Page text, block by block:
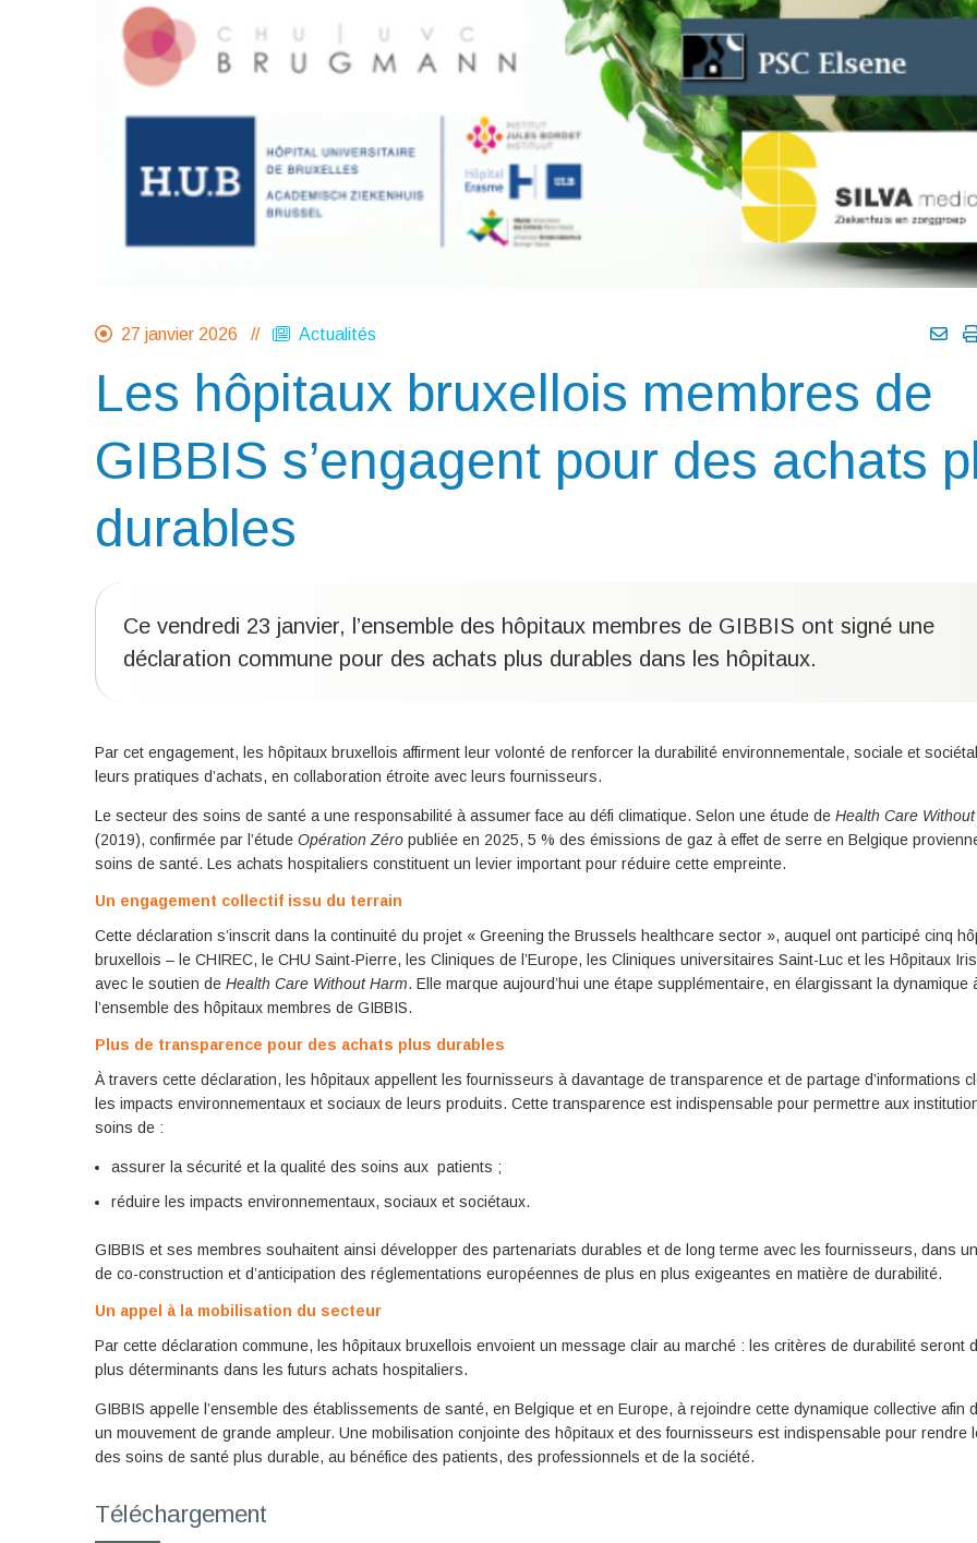
27 janvier 2026 // Actualités
Les hôpitaux bruxellois membres de
GIBBIS s’engagent pour des achats
durables
Ce vendredi 23 janvier, l’ensemble des hôpitaux membres de GIBBIS ont signé une
déclaration commune pour des achats plus durables dans les hôpitaux.
Par cet engagement, les hôpitaux bruxellois affirment leur volonté de renforcer la durabilité environnementale, sociale et
leurs pratiques d’achats, en collaboration étroite avec leurs fournisseurs.
Le secteur des soins de santé a une responsabilité à assumer face au défi climatique. Selon une étude de Health Care
(2019), confirmée par l’étude Opération Zéro publiée en 2025, 5 % des émissions de gaz à effet de serre en Belgique
soins de santé. Les achats hospitaliers constituent un levier important pour réduire cette empreinte.
Un engagement collectif issu du terrain
Cette déclaration s’inscrit dans la continuité du projet « Greening the Brussels healthcare sector », auquel ont participé cinq
bruxellois – le CHIREC, le CHU Saint-Pierre, les Cliniques de l’Europe, les Cliniques universitaires Saint-Luc et les Hôpitaux
avec le soutien de Health Care Without Harm. Elle marque aujourd’hui une étape supplémentaire, en élargissant la dynamique
l’ensemble des hôpitaux membres de GIBBIS.
Plus de transparence pour des achats plus durables
À travers cette déclaration, les hôpitaux appellent les fournisseurs à davantage de transparence et de partage d’informations
les impacts environnementaux et sociaux de leurs produits. Cette transparence est indispensable pour permettre aux
soins de :
assurer la sécurité et la qualité des soins aux patients ;
réduire les impacts environnementaux, sociaux et sociétaux.
GIBBIS et ses membres souhaitent ainsi développer des partenariats durables et de long terme avec les fournisseurs, dans
de co-construction et d’anticipation des réglementations européennes de plus en plus exigeantes en matière de durabilité.
Un appel à la mobilisation du secteur
Par cette déclaration commune, les hôpitaux bruxellois envoient un message clair au marché : les critères de durabilité seront
plus déterminants dans les futurs achats hospitaliers.
GIBBIS appelle l’ensemble des établissements de santé, en Belgique et en Europe, à rejoindre cette dynamique collective afin
un mouvement de grande ampleur. Une mobilisation conjointe des hôpitaux et des fournisseurs est indispensable pour rendre
des soins de santé plus durable, au bénéfice des patients, des professionnels et de la société.
Téléchargement